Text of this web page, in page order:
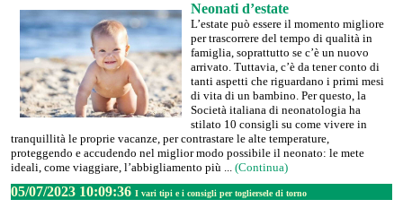
Neonati d’estate
L’estate può essere il momento migliore
per trascorrere del tempo di qualità in
famiglia, soprattutto se c’è un nuovo
arrivato. Tuttavia, c’è da tener conto di
tanti aspetti che riguardano i primi mesi
di vita di un bambino. Per questo, la
Società italiana di neonatologia ha
stilato 10 consigli su come vivere in
tranquillità le proprie vacanze, per contrastare le alte temperature,
proteggendo e accudendo nel miglior modo possibile il neonato: le mete
ideali, come viaggiare, l’abbigliamento più ... (Continua)
05/07/2023 10:09:36 I vari tipi e i consigli per togliersele di torno